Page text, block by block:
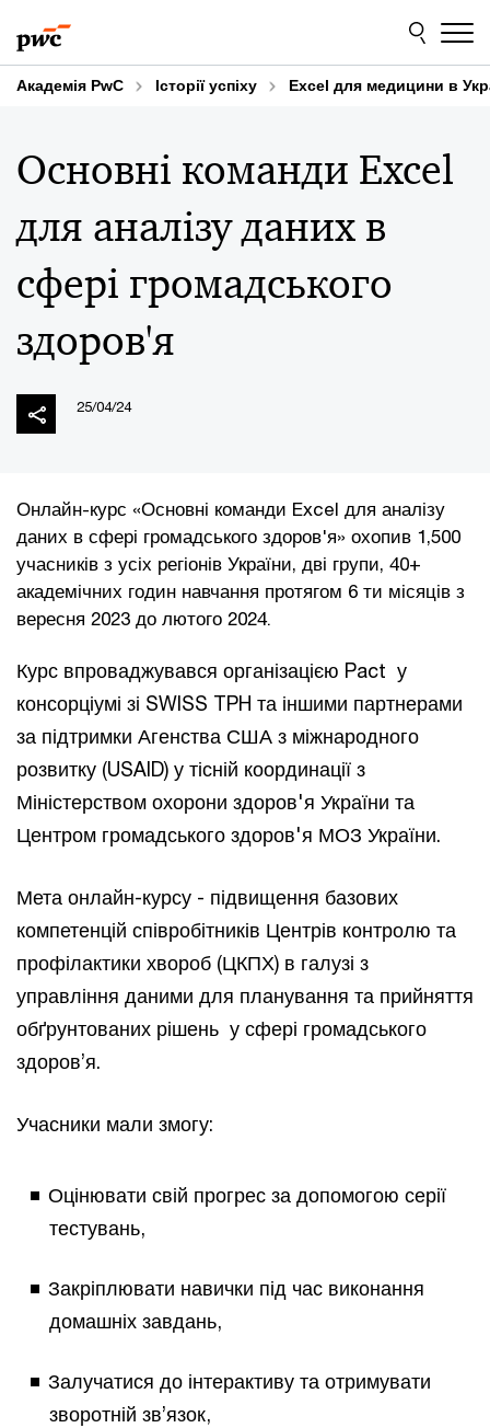
to
content
to
footer
Академія PwC Історії успіху Excel для медицини в
Основні команди Excel
для аналізу даних в
сфері громадського
здоров'я
25/04/24
Онлайн-курс «Основні команди Excel для аналізу
даних в сфері громадського здоров'я» охопив 1,500
учасників з усіх регіонів України, дві групи, 40+
академічних годин навчання протягом 6 ти місяців з
вересня 2023 до лютого 2024.
Курс впроваджувався організацією Pact у
консорціумі зі SWISS TPH та іншими партнерами
за підтримки Агенства США з міжнародного
розвитку (USAID) у тісній координації з
Міністерством охорони здоров'я України та
Центром громадського здоров'я МОЗ України.
Мета онлайн-курсу - підвищення базових
компетенцій співробітників Центрів контролю та
профілактики хвороб (ЦКПХ) в галузі з
управління даними для планування та прийняття
обґрунтованих рішень у сфері громадського
здоров’я.
Учасники мали змогу:
Оцінювати свій прогрес за допомогою серії
тестувань,
Закріплювати навички під час виконання
домашніх завдань,
Залучатися до інтерактиву та отримувати
зворотній зв’язок,